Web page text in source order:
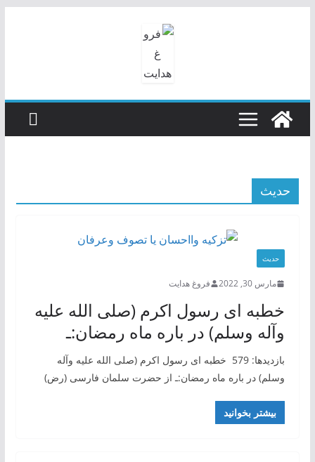
حدیث
حدیث
مارس 30, 2022 فروغ هدایت
خطبه ای رسول اکرم (صلی الله علیه
وآله وسلم) در باره ماه رمضان:ـ
بازدیدها: 579 خطبه ای رسول اکرم (صلی الله علیه وآله
وسلم) در باره ماه رمضان:ـ از حضرت سلمان فارسی (رض)
بیشتر بخوانید